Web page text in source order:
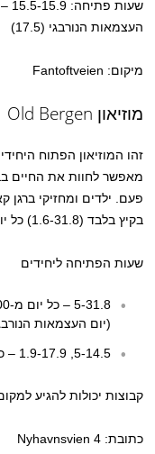
העצמאות הנורבגי (17.5)
מיקום: Fantoftveien
מוזיאון Old Bergen
זהו המוזיאון הפתוח
פעם. ילדים ומחזיקי
בקיץ בלבד (1.6-31.8) כל יום מלבד ימי שני מ-12:00-17:00
שעות הפתיחה ליחידים
(יום העצמאות
5-14.5, 1.9-17.9 – כל יום מ-10:00-15:00
קבוצות יכולות להגיע
כתובת: Nyhavnsvien 4